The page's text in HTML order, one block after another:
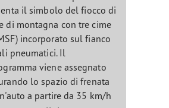
il simbolo del fiocco di
di montagna con tre cime
incorporato sul fianco
pneumatici. Il
viene assegnato
lo spazio di frenata
a partire da 35 km/h